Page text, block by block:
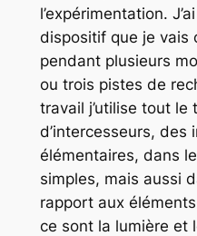
l’expérimentation.
dispositif que je vais
pendant plusieurs
ou trois pistes de
travail j’utilise tout le
d’intercesseurs, des
élémentaires, dans
simples, mais aussi
rapport aux
ce sont la lumière et